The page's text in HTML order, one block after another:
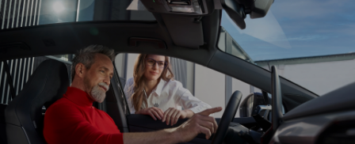
Poznaj Golfy
Pojazdy hybrydowe
Samochody Elektryczne
Dealer Roku 2024